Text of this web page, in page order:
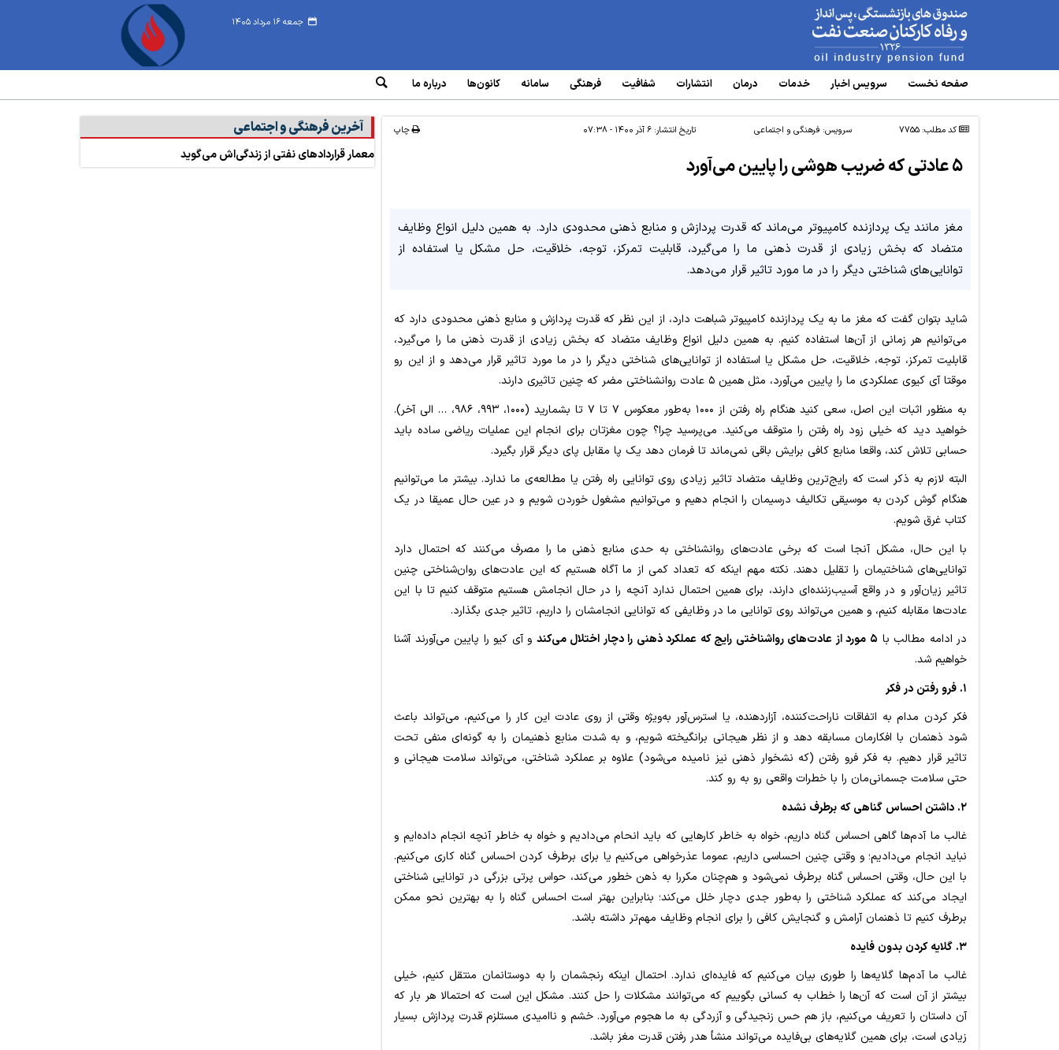
جمعه ۱۶ مرداد ۱۴۰۵ www.oipf.ir
صفحه نخست سرویس‌ اخبار خدمات درمان انتشارات شفافیت فرهنگی سامانه‌ کانون‌ها درباره ما
کد مطلب: 7755 سرویس: فرهنگی و اجتماعی تاریخ انتشار:۶ آذر ۱۴۰۰ - ۰۷:۳۸ چاپ
۵ عادتی که ضریب هوشی را پایین می‌آورد
مغز مانند یک پردازنده کامپیوتر می‌ماند که قدرت پردازش و منابع ذهنی محدودی دارد. به همین دلیل انواع وظایف
متضاد که بخش زیادی از قدرت ذهنی ما را می‌گیرد، قابلیت تمرکز، توجه، خلاقیت، حل مشکل یا استفاده از
توانایی‌های شناختی دیگر را در ما مورد تاثیر قرار می‌دهد.
شاید بتوان گفت که مغز ما به یک پردازنده کامپیوتر شباهت دارد، از این نظر که قدرت پردازش و منابع ذهنی محدودی دارد که
می‌توانیم هر زمانی از آن‌ها استفاده کنیم. به همین دلیل انواع وظایف متضاد که بخش زیادی از قدرت ذهنی ما را می‌گیرد،
قابلیت تمرکز، توجه، خلاقیت، حل مشکل یا استفاده از توانایی‌های شناختی دیگر را در ما مورد تاثیر قرار می‌دهد و از این رو
موقتا آی کیوی عملکردی ما را پایین می‌آورد، مثل همین ۵ عادت روانشناختی مضر که چنین تاثیری دارند.
به منظور اثبات این اصل، سعی کنید هنگام راه رفتن از ۱۰۰۰ به‌طور معکوس ۷ تا ۷ تا بشمارید (۱۰۰۰، ۹۹۳، ۹۸۶، … الی آخر).
خواهید دید که خیلی زود راه رفتن را متوقف می‌کنید. می‌پرسید چرا؟ چون مغزتان برای انجام این عملیات ریاضی ساده باید
حسابی تلاش کند، واقعا منابع کافی برایش باقی نمی‌ماند تا فرمان دهد یک پا مقابل پای دیگر قرار بگیرد.
البته لازم به ذکر است که رایج‌ترین وظایف متضاد تاثیر زیادی روی توانایی راه رفتن یا مطالعه‌ی ما ندارد. بیشتر ما می‌توانیم
هنگام گوش کردن به موسیقی تکالیف درسیمان را انجام دهیم و می‌توانیم مشغول خوردن شویم و در عین حال عمیقا در یک
کتاب غرق شویم.
با این حال، مشکل آنجا است که برخی عادت‌های روانشناختی به حدی منابع ذهنی ما را مصرف می‌کنند که احتمال دارد
توانایی‌های شناختیمان را تقلیل دهند. نکته مهم اینکه که تعداد کمی از ما آگاه هستیم که این عادت‌های روان‌شناختی چنین
تاثیر زیان‌آور و در واقع آسیب‌زننده‌ای دارند، برای همین احتمال ندارد آنچه را در حال انجامش هستیم متوقف کنیم تا با این
عادت‌ها مقابله کنیم، و همین می‌تواند روی توانایی ما در وظایفی که توانایی انجامشان را داریم، تاثیر جدی بگذارد.
در ادامه مطالب با ۵ مورد از عادت‌های رواشناختی رایج که عملکرد ذهنی را دچار اختلال می‌کند
و آی کیو را پایین می‌آورند آشنا
خواهیم شد.
۱. فرو رفتن در فکر
فکر کردن مدام به اتفاقات ناراحت‌کننده، آزاردهنده، یا استرس‌آور به‌ویژه وقتی از روی عادت این کار را می‌کنیم، می‌تواند باعث
شود ذهنمان با افکارمان مسابقه دهد و از نظر هیجانی برانگیخته شویم، و به شدت منابع ذهنیمان را به گونه‌ای منفی تحت
تاثیر قرار دهیم. به فکر فرو رفتن (که نشخوار ذهنی نیز نامیده می‌شود) علاوه بر عملکرد شناختی، می‌تواند سلامت هیجانی و
حتی سلامت جسمانی‌مان را با خطرات واقعی رو به رو کند.
۲. داشتن احساس گناهی که برطرف نشده
غالب ما آدم‌ها گاهی احساس گناه داریم، خواه به خاطر کارهایی که باید انحام می‌دادیم و خواه به خاطر آنچه انجام داده‌ایم و
نباید انجام می‌دادیم؛ و وقتی چنین احساسی داریم، عموما عذرخواهی می‌کنیم یا برای برطرف کردن احساس گناه کاری می‌کنیم.
با این حال، وقتی احساس گناه برطرف نمی‌شود و هم‌چنان مکررا به ذهن خطور می‌کند، حواس پرتی بزرگی در توانایی شناختی
ایجاد می‌کند که عملکرد شناختی را به‌طور جدی دچار خلل می‌کند؛ بنابراین بهتر است احساس گناه را به بهترین نحو ممکن
برطرف کنیم تا ذهنمان آرامش و گنجایش کافی را برای انجام وظایف مهم‌تر داشته باشد.
۳. گلایه کردن بدون فایده
غالب ما آدم‌ها گلایه‌ها را طوری بیان می‌کنیم که فایده‌ای ندارد. احتمال اینکه رنجشمان را به دوستانمان منتقل کنیم، خیلی
بیشتر از آن است که آن‌ها را خطاب به کسانی بگوییم که می‌توانند مشکلات را حل کنند. مشکل این است که احتمالا هر بار که
آن داستان را تعریف می‌کنیم، باز هم حس زنجیدگی و آزردگی به ما هجوم می‌آورد. خشم و ناامیدی مستلزم قدرت پردازش بسیار
زیادی است، برای همین گلایه‌های بی‌فایده می‌تواند منشأ هدر رفتن قدرت مغز باشد.
آخرین فرهنگی و اجتماعی
معمار قراردادهای نفتی از زندگی‌اش می‌گوید